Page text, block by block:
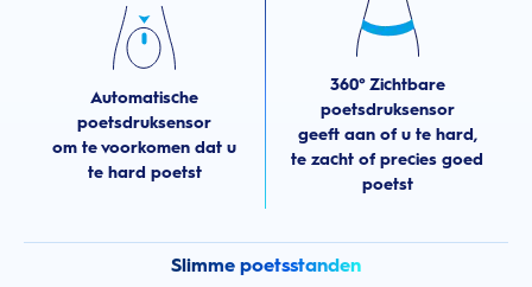
Automatische
poetsdruksensor
om te voorkomen dat u
te hard poetst
360° Zichtbare
poetsdruksensor
geeft aan of u te hard,
te zacht of precies goed
poetst
Slimme poetsstanden